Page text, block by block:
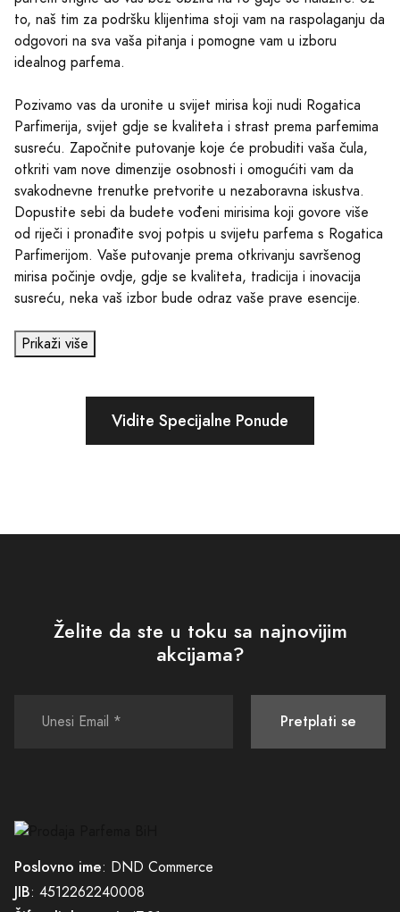
to, naš tim za podršku klijentima stoji vam na raspolaganju da
odgovori na sva vaša pitanja i pomogne vam u izboru
idealnog parfema.
Pozivamo vas da uronite u svijet mirisa koji nudi Rogatica
Parfimerija, svijet gdje se kvaliteta i strast prema parfemima
susreću. Započnite putovanje koje će probuditi vaša čula,
otkriti vam nove dimenzije osobnosti i omogućiti vam da
svakodnevne trenutke pretvorite u nezaboravna iskustva.
Dopustite sebi da budete vođeni mirisima koji govore više
od riječi i pronađite svoj potpis u svijetu parfema s Rogatica
Parfimerijom. Vaše putovanje prema otkrivanju savršenog
mirisa počinje ovdje, gdje se kvaliteta, tradicija i inovacija
susreću, neka vaš izbor bude odraz vaše prave esencije.
Prikaži više
Vidite Specijalne Ponude
Želite da ste u toku sa najnovijim
akcijama?
Pretplati se
Poslovno ime: DND Commerce
JIB: 4512262240008